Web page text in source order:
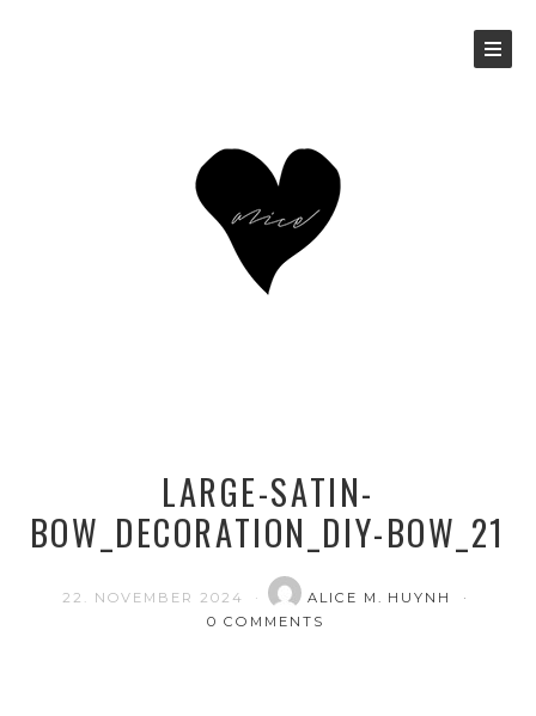
LARGE-SATIN-
BOW_DECORATION_DIY-BOW_21
22. NOVEMBER 2024
ALICE M. HUYNH
0 COMMENTS